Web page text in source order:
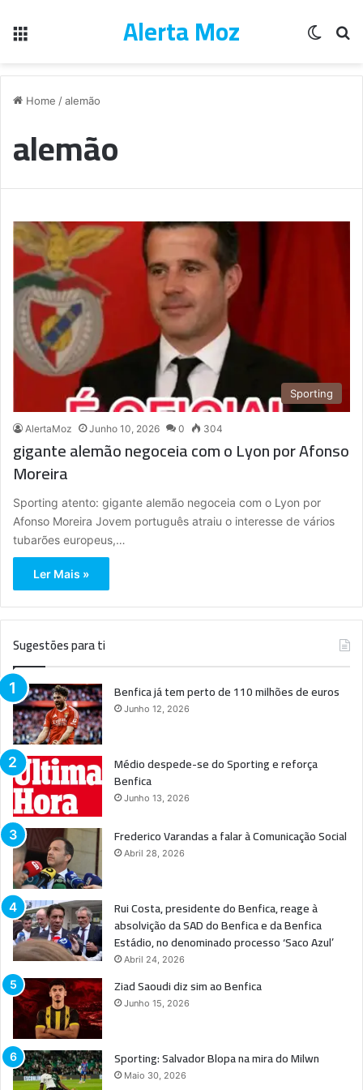
Alerta Moz
Home /alemão
alemão
Sporting
AlertaMoz Junho 10, 2026 0 304
gigante alemão negoceia com o Lyon por Afonso
Moreira
Sporting atento: gigante alemão negoceia com o Lyon por
Afonso Moreira Jovem português atraiu o interesse de vários
tubarões europeus,…
Ler Mais »
Sugestões para ti
Benfica já tem perto de 110 milhões de euros
Junho 12, 2026
Médio despede-se do Sporting e reforça
Benfica
Junho 13, 2026
Frederico Varandas a falar à Comunicação Social
Abril 28, 2026
Rui Costa, presidente do Benfica, reage à
absolvição da SAD do Benfica e da Benfica
Estádio, no denominado processo ‘Saco Azul’
Abril 24, 2026
Ziad Saoudi diz sim ao Benfica
Junho 15, 2026
Sporting: Salvador Blopa na mira do Milwn
Maio 30, 2026